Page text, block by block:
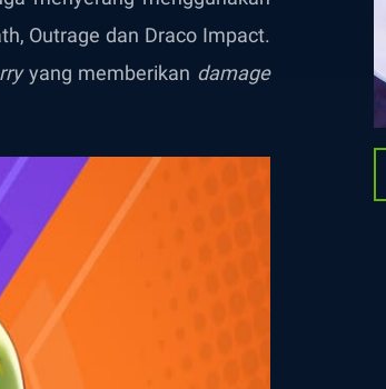
Outrage dan Draco Impact.
yang memberikan damage